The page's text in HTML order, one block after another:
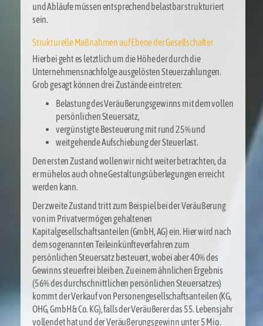
und Abläufe müssen entsprechend belastbar strukturiert
sein.
Strukturelle Maßnahmen auf Ebene der Gesellschafter
Hierbei geht es letztlich um die Höhe der durch die
Unternehmensnachfolge ausgelösten Steuerzahlungen.
Grob gesagt können drei Zustände eintreten:
Belastung des Veräußerungsgewinns mit dem vollen
persönlichen Steuersatz,
vergünstigte Besteuerung mit rund 25% und
weitgehende Aufschiebung der Steuerlast.
Den ersten Zustand wollen wir nicht weiter betrachten, da
er mühelos auch ohne Gestaltungsüberlegungen erreicht
werden kann.
Der zweite Zustand tritt zum Beispiel bei der Veräußerung
von im Privatvermögen gehaltenen
Kapitalgesellschaftsanteilen (GmbH, AG) ein. Hier wird nach
dem sogenannten Teileinkünfteverfahren zum
persönlichen Steuersatz besteuert, wobei aber 40% des
Gewinns steuerfrei bleiben. Zu einem ähnlichen Ergebnis
(56% des durchschnittlichen persönlichen Steuersatzes)
kommt der Verkauf von Personengesellschaftsanteilen (KG,
OHG, GmbH & Co. KG), falls der Veräußerer das 55. Lebensjahr
vollendet hat und der Veräußerungsgewinn unter 5 Mio.